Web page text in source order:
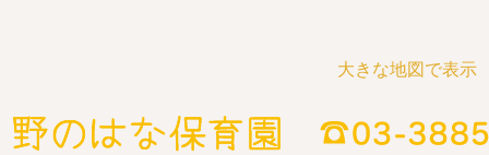
大きな地図で表示